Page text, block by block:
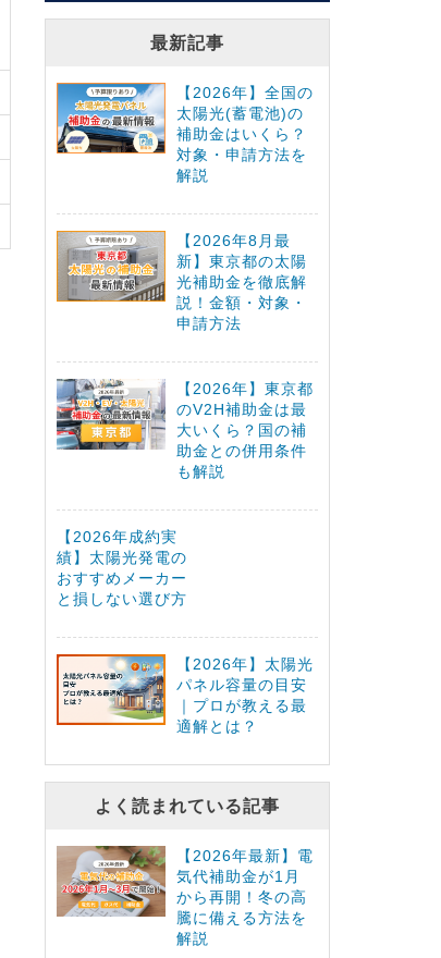
最新記事
【2026年】全国の
太陽光(蓄電池)の
補助金はいくら？
対象・申請方法を
解説
【2026年8月最
新】東京都の太陽
光補助金を徹底解
説！金額・対象・
申請方法
【2026年】東京都
のV2H補助金は最
大いくら？国の補
助金との併用条件
も解説
【2026年成約実
績】太陽光発電の
おすすめメーカー
と損しない選び方
【2026年】太陽光
パネル容量の目安
｜プロが教える最
適解とは？
よく読まれている記事
【2026年最新】電
気代補助金が1月
から再開！冬の高
騰に備える方法を
解説